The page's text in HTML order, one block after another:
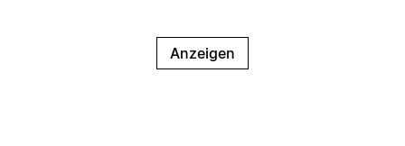
Anzeigen